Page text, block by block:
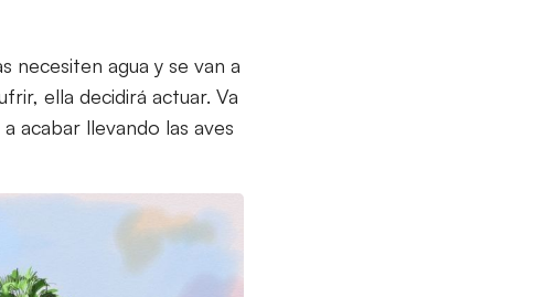
necesiten agua y se van a
ella decidirá actuar. Va
acabar llevando las aves